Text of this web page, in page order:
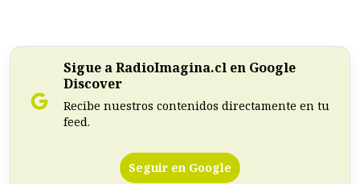
Sigue a RadioImagina.cl en Google
Discover
Recibe nuestros contenidos directamente en tu
feed.
Seguir en Google